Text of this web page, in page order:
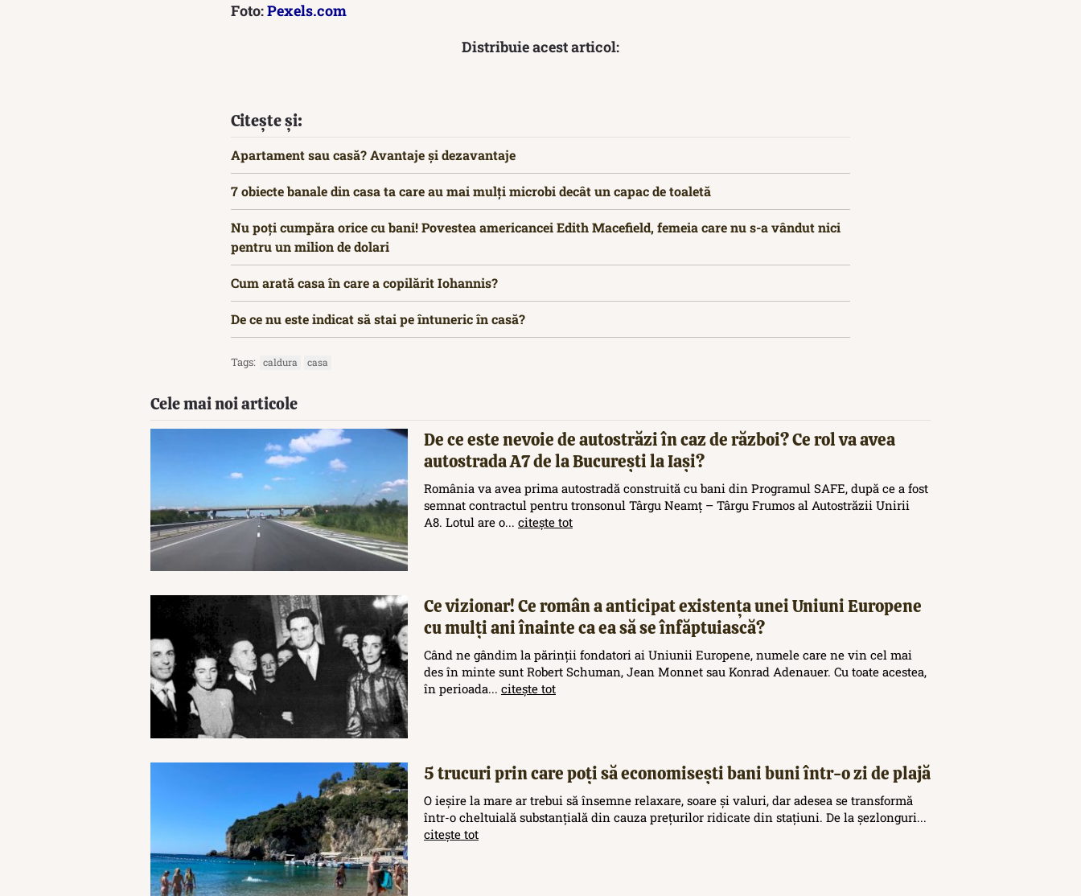
Foto:Pexels.com
Distribuie acest articol:
Citește și:
Apartament sau casă? Avantaje și dezavantaje
7 obiecte banale din casa ta care au mai mulți microbi decât un capac de toaletă
Nu poți cumpăra orice cu bani! Povestea americancei Edith Macefield, femeia care nu s-a vândut nici
pentru un milion de dolari
Cum arată casa în care a copilărit Iohannis?
De ce nu este indicat să stai pe întuneric în casă?
Tags: caldura casa
Cele mai noi articole
De ce este nevoie de autostrăzi în caz de război? Ce rol va avea
autostrada A7 de la București la Iași?
România va avea prima autostradă construită cu bani din Programul SAFE, după ce a fost
semnat contractul pentru tronsonul Târgu Neamț – Târgu Frumos al Autostrăzii Unirii
A8. Lotul are o... citește tot
Ce vizionar! Ce român a anticipat existența unei Uniuni Europene
cu mulți ani înainte ca ea să se înfăptuiască?
Când ne gândim la părinții fondatori ai Uniunii Europene, numele care ne vin cel mai
des în minte sunt Robert Schuman, Jean Monnet sau Konrad Adenauer. Cu toate acestea,
în perioada... citește tot
5 trucuri prin care poți să economisești bani buni într-o zi de plajă
O ieșire la mare ar trebui să însemne relaxare, soare și valuri, dar adesea se transformă
într-o cheltuială substanțială din cauza prețurilor ridicate din stațiuni. De la șezlonguri...
citește tot